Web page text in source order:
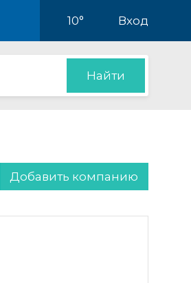
10° Вход
Найти
Добавить компанию